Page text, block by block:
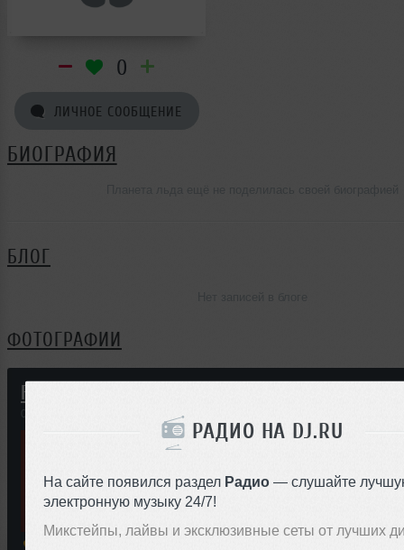
РАДИО НА DJ.RU
На сайте появился раздел Радио — слушайте
электронную музыку 24/7!
Микстейпы, лайвы и эксклюзивные сеты от лучших
0
ЛИЧНОЕ СООБЩЕНИЕ
БИОГРАФИЯ
БЛОГ
ФОТОГРАФИИ
Fлай(действо 7):antiСУББОТНИК.
07 мая 2005